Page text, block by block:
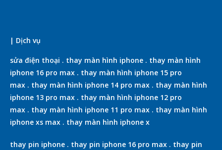
| Dịch vụ
sửa điện thoại . thay màn hình iphone . thay màn hình
iphone 16 pro max . thay màn hình iphone 15 pro
max . thay màn hình iphone 14 pro max . thay màn hình
iphone 13 pro max . thay màn hình iphone 12 pro
max . thay màn hình iphone 11 pro max . thay màn hình
iphone xs max . thay màn hình iphone x
thay pin iphone . thay pin iphone 16 pro max . thay pin